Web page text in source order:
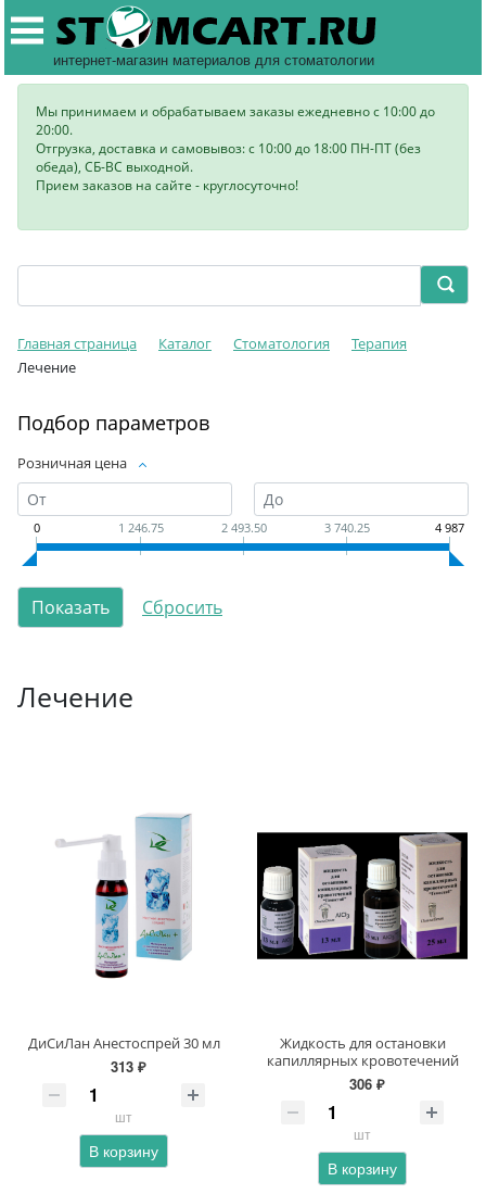
интернет-магазин материалов для стоматологии
Мы принимаем и обрабатываем заказы ежедневно с 10:00 до
20:00.
Отгрузка, доставка и самовывоз: с 10:00 до 18:00 ПН-ПТ (без
обеда), СБ-ВС выходной.
Прием заказов на сайте - круглосуточно!
Главная страница Каталог Стоматология
Терапия
Лечение
Подбор параметров
Розничная цена
0 1 246.75 2 493.50 3 740.25 4 987
Лечение
ДиСиЛан Анестоспрей 30 мл
313 ₽
шт
В корзину
Жидкость для остановки
капиллярных кровотечений
306 ₽
шт
В корзину